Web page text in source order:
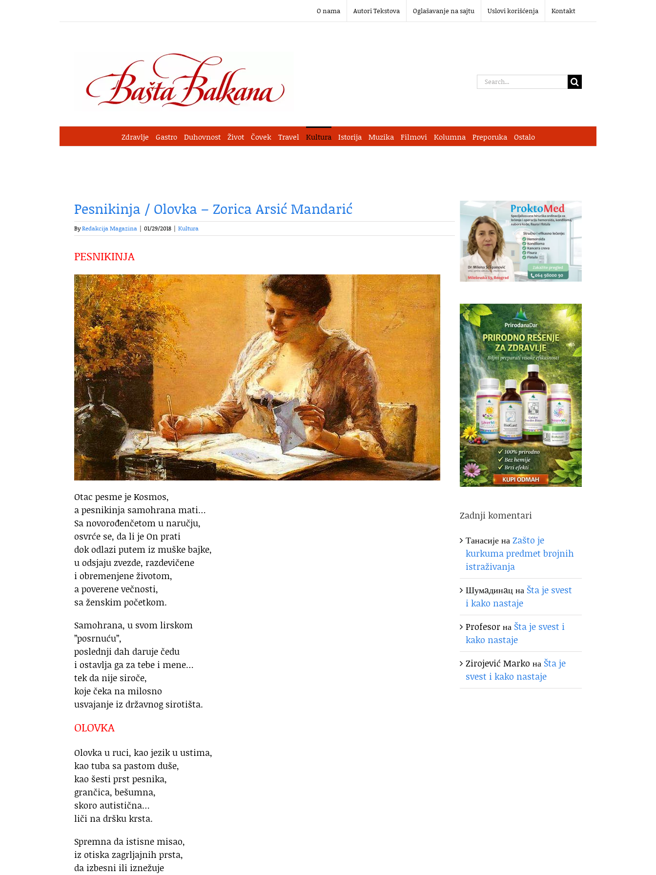
O nama Autori Tekstova Oglašavanje na sajtu Uslovi korišćenja Kontakt
Search
Zdravlje Gastro Duhovnost Život Čovek Travel Kultura Istorija Muzika Filmovi Kolumna Preporuka Ostalo
Pesnikinja / Olovka – Zorica Arsić Mandarić
ByRedakcija Magazina | 01/29/2018 | Kultura
PESNIKINJA
Otac pesme je Kosmos,
a pesnikinja samohrana mati…
Sa novorođenčetom u naručju,
osvrće se, da li je On prati
dok odlazi putem iz muške bajke,
u odsjaju zvezde, razdevičene
i obremenjene životom,
a poverene večnosti,
sa ženskim početkom.
Samohrana, u svom lirskom
”posrnuću”,
poslednji dah daruje čedu
i ostavlja ga za tebe i mene…
tek da nije siroče,
koje čeka na milosno
usvajanje iz državnog sirotišta.
OLOVKA
Olovka u ruci, kao jezik u ustima,
kao tuba sa pastom duše,
kao šesti prst pesnika,
grančica, bešumna,
skoro autistična…
liči na dršku krsta.
Spremna da istisne misao,
iz otiska zagrljajnih prsta,
da izbesni ili iznežuje
Zadnji komentari
ТанасијенаZašto je
kurkuma predmet brojnih
istraživanja
Шумaдинaцна Šta je svest
i kako nastaje
Profesorна Šta je svest i
kako nastaje
Zirojević Marko на Šta je
svest i kako nastaje